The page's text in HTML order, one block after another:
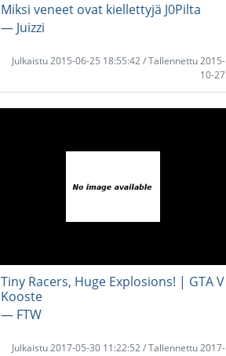
Miksi veneet ovat kiellettyjä J0Pilta
― Juizzi
Julkaistu 2015-06-25 18:55:42 / Tallennettu 2015-
10-27
Tiny Racers, Huge Explosions! | GTA V
Kooste
― FTW
Julkaistu 2017-05-30 11:22:52 / Tallennettu 2017-